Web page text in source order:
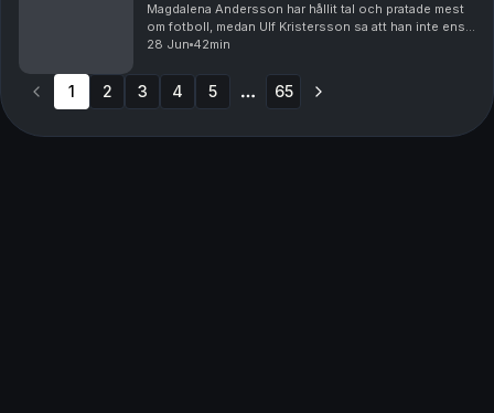
Magdalena Andersson har hållit tal och pratade mest
om fotboll, medan Ulf Kristersson sa att han inte ens
skulle se matchen mellan Sverige och Japan. Torbjörn
28 Jun 42min
1 2 3 4 5 65